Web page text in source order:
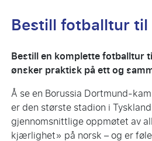
Bestill fotballtur
Bestill en komplette fotballtur
ønsker praktisk på ett og
Å se en Borussia Dortmund-
er den største stadion i
gjennomsnittlige oppmøtet av
kjærlighet» på norsk – og er